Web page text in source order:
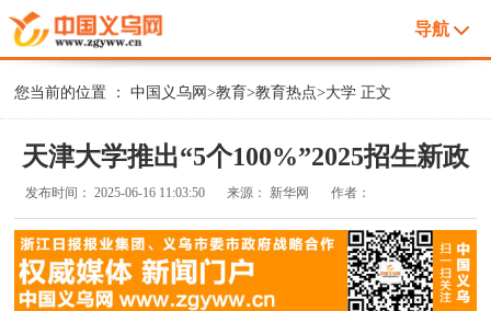
导航
您当前的位置 ：中国义乌网>教育>教育热点>大学 正文
天津大学推出“5个100%”2025招生新政
发布时间：2025-06-16 11:03:50 来源： 新华网 作者：